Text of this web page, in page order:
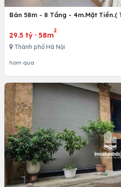
29.5 tỷ · 58m
2
Thành phố Hà Nội
hôm qua